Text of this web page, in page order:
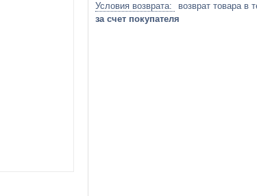
возврат товара в
за счет покупателя